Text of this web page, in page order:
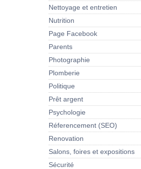
Nettoyage et entretien
Nutrition
Page Facebook
Parents
Photographie
Plomberie
Politique
Prêt argent
Psychologie
Réferencement (SEO)
Renovation
Salons, foires et expositions
Sécurité